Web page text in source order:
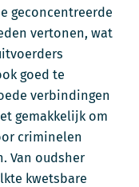
geconcentreerde
vertonen, wat
goed te
verbindingen
gemakkelijk om
criminelen
Van oudsher
kwetsbare